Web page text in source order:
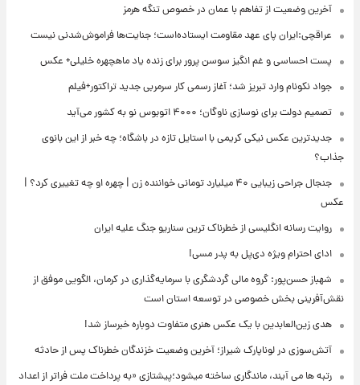
آخرین وضعیت از تفاهم با عمان در خصوص تنگه هرمز
عراقچی:ایران پای عهد مقاومت ایستاده‌است؛ جنایت‌ها فراموش‌شدنی نیست
پست احساسی و غم انگیز سوسن پرور برای زنده یاد ماهچهره خلیلی+ عکس
جواد نکونام وارد تبریز شد؛ آغاز رسمی کار سرمربی جدید تراکتور+فیلم
تصمیم دولت برای نوسازی ناوگان؛ ۴۰۰۰ اتوبوس نو به کشور می‌آید
جدیدترین عکس نیکی کریمی با استایل تازه در باشگاه؛ چه خبر از این بانوی
جذاب؟
جنجال جراحی زیبایی ۴۰ میلیارد تومانی خواننده زن | چهره او چه تغییری کرد؟ |
عکس
روایت رسانه انگلیسی از خطرناک ترین سناریو جنگ علیه ایران
ادای احترام ویژه دی‌پل به پدر مسی!
شهباز حسن‌پور: گروه مالی گردشگری با سرمایه‌گذاری در کرمان، الگویی موفق از
نقش‌آفرینی بخش خصوصی در توسعه استان است
هدی زین‌العابدین با یک عکس هنری متفاوت دوباره خبرساز شد!
آتش‌سوزی در لوناپارک شیراز؛ آخرین وضعیت خزندگان خطرناک پس از حادثه
رتبه ها می آیند، ماندگاری ساخته میشود؛پیشتازی «به پرداخت ملت فراتر از اعداد